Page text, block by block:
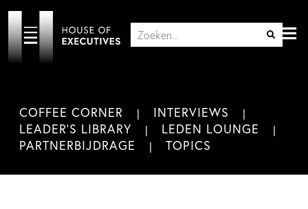
COFFEE CORNER
INTERVIEWS
LEADER'S LIBRARY
LEDEN LOUNGE
PARTNERBIJDRAGE
TOPICS